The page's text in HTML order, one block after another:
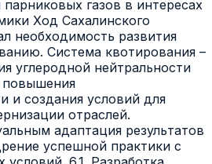
газов в интересах
Ход Сахалинского
необходимость развития
Система квотирования –
углеродной нейтральности
повышения
и создания условий для
отраслей.
адаптация результатов
успешной практики с